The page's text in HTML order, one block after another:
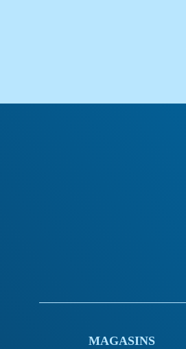
MAGASINS